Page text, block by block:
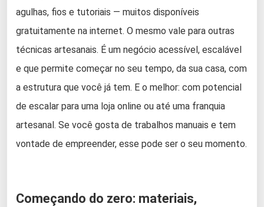
agulhas, fios e tutoriais — muitos disponíveis
gratuitamente na internet. O mesmo vale para outras
técnicas artesanais. É um negócio acessível, escalável
e que permite começar no seu tempo, da sua casa, com
a estrutura que você já tem. E o melhor: com potencial
de escalar para uma loja online ou até uma franquia
artesanal. Se você gosta de trabalhos manuais e tem
vontade de empreender, esse pode ser o seu momento.
Começando do zero: materiais,